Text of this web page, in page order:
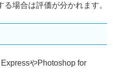
場合は評価が分かれます。
やPhotoshop for